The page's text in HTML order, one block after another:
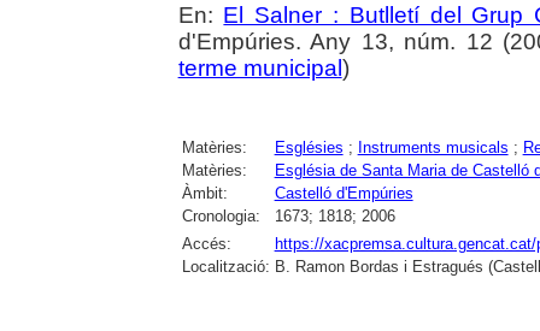
En: El Salner : Butlletí del Grup
d'Empúries. Any 13, núm. 12
terme municipal)
Matèries: Esglésies ; Instruments musicals ;
Matèries:
Església de Santa Maria de Castelló
Àmbit:
Castelló d'Empúries
Cronologia:
1673; 1818; 2006
Accés:
https://xacpremsa.cultura.gencat.cat/
Localització: B. Ramon Bordas i Estragués